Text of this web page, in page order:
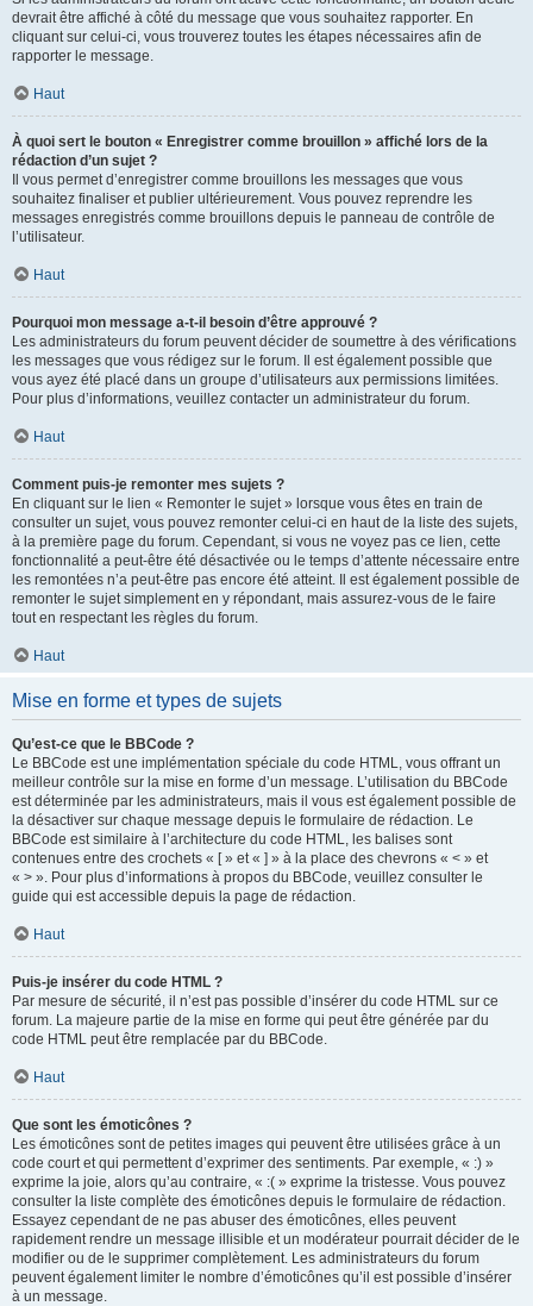
devrait être affiché à côté du message que vous souhaitez rapporter. En
cliquant sur celui-ci, vous trouverez toutes les étapes nécessaires afin de
rapporter le message.
Haut
À quoi sert le bouton « Enregistrer comme brouillon » affiché lors de la
rédaction d’un sujet ?
Il vous permet d’enregistrer comme brouillons les messages que vous
souhaitez finaliser et publier ultérieurement. Vous pouvez reprendre les
messages enregistrés comme brouillons depuis le panneau de contrôle de
l’utilisateur.
Haut
Pourquoi mon message a-t-il besoin d’être approuvé ?
Les administrateurs du forum peuvent décider de soumettre à des vérifications
les messages que vous rédigez sur le forum. Il est également possible que
vous ayez été placé dans un groupe d’utilisateurs aux permissions limitées.
Pour plus d’informations, veuillez contacter un administrateur du forum.
Haut
Comment puis-je remonter mes sujets ?
En cliquant sur le lien « Remonter le sujet » lorsque vous êtes en train de
consulter un sujet, vous pouvez remonter celui-ci en haut de la liste des sujets,
à la première page du forum. Cependant, si vous ne voyez pas ce lien, cette
fonctionnalité a peut-être été désactivée ou le temps d’attente nécessaire entre
les remontées n’a peut-être pas encore été atteint. Il est également possible de
remonter le sujet simplement en y répondant, mais assurez-vous de le faire
tout en respectant les règles du forum.
Haut
Mise en forme et types de sujets
Qu’est-ce que le BBCode ?
Le BBCode est une implémentation spéciale du code HTML, vous offrant un
meilleur contrôle sur la mise en forme d’un message. L’utilisation du BBCode
est déterminée par les administrateurs, mais il vous est également possible de
la désactiver sur chaque message depuis le formulaire de rédaction. Le
BBCode est similaire à l’architecture du code HTML, les balises sont
contenues entre des crochets « [ » et « ] » à la place des chevrons « < » et
« > ». Pour plus d’informations à propos du BBCode, veuillez consulter le
guide qui est accessible depuis la page de rédaction.
Haut
Puis-je insérer du code HTML ?
Par mesure de sécurité, il n’est pas possible d’insérer du code HTML sur ce
forum. La majeure partie de la mise en forme qui peut être générée par du
code HTML peut être remplacée par du BBCode.
Haut
Que sont les émoticônes ?
Les émoticônes sont de petites images qui peuvent être utilisées grâce à un
code court et qui permettent d’exprimer des sentiments. Par exemple, « :) »
exprime la joie, alors qu’au contraire, « :( » exprime la tristesse. Vous pouvez
consulter la liste complète des émoticônes depuis le formulaire de rédaction.
Essayez cependant de ne pas abuser des émoticônes, elles peuvent
rapidement rendre un message illisible et un modérateur pourrait décider de le
modifier ou de le supprimer complètement. Les administrateurs du forum
peuvent également limiter le nombre d’émoticônes qu’il est possible d’insérer
à un message.